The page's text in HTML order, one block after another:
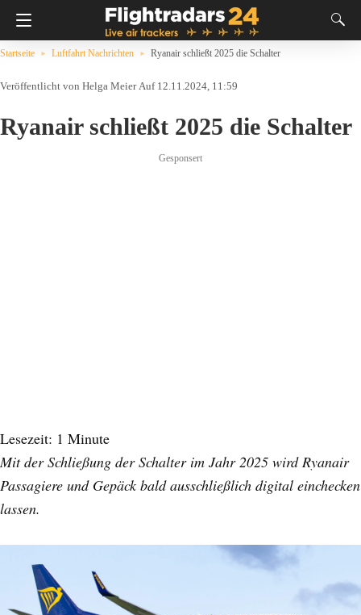
Startseite Luftfahrt Nachrichten Ryanair schließt 2025 die Schalter
Helga Meier Auf 12.11.2024, 11:59
Ryanair schließt 2025 die Schalter
Gesponsert
Lesezeit: 1 Minute
Mit der Schließung der Schalter im Jahr 2025 wird Ryanair
Passagiere und Gepäck bald ausschließlich digital einchecken
lassen.